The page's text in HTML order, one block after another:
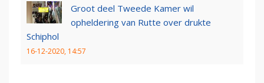
Groot deel Tweede Kamer wil
opheldering van Rutte over drukte
Schiphol
16-12-2020, 14:57